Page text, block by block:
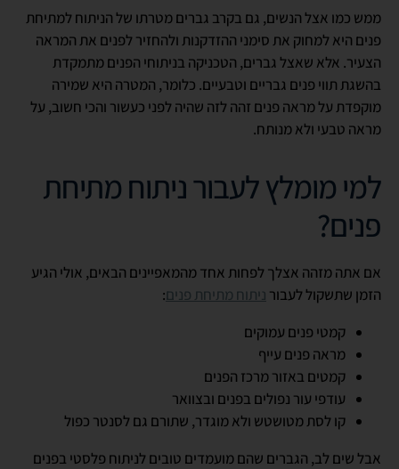
ממש כמו אצל הנשים, גם בקרב גברים מטרתו של הניתוח למתיחת
פנים היא למחוק את סימני ההזדקנות ולהחזיר לפנים את המראה
הצעיר. אלא שאצל גברים, הטכניקה בניתוחי הפנים מתמקדת
בהשגת תווי פנים גבריים וטבעיים. כלומר, המטרה היא שמירה
מוקפדת על מראה פנים זהה לזה שהיה לפני כעשור והכי חשוב, על
מראה טבעי ולא מנותח.
למי מומלץ לעבור ניתוח מתיחת
פנים?
אם אתה מזהה אצלך לפחות אחד מהמאפיינים הבאים, אולי הגיע
הזמן שתשקול לעבור ניתוח מתיחת פנים:
קמטי פנים עמוקים
מראה פנים עייף
קמטים באזור מרכז הפנים
עודפי עור נפולים בפנים ובצוואר
קו לסת מטושטש ולא מוגדר, שתורם גם לסנטר כפול
אבל שים לב, הגברים שהם מועמדים טובים לניתוח פלסטי בפנים